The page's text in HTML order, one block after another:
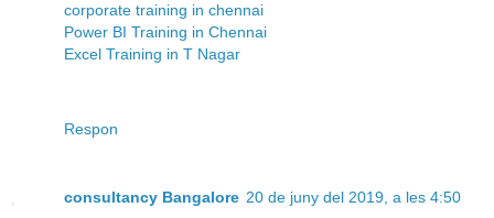
corporate training in chennai
Power BI Training in Chennai
Excel Training in T Nagar
Respon
consultancy Bangalore 20 de juny del 2019, a les 4:50